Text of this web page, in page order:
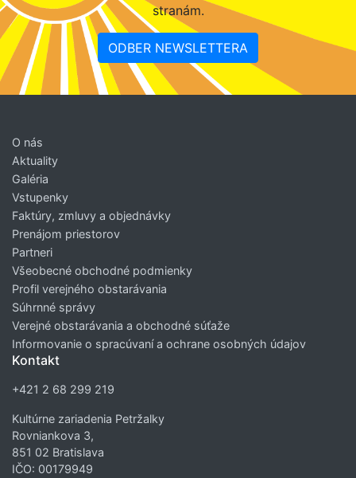
stranám.
ODBER NEWSLETTERA
O nás
Aktuality
Galéria
Vstupenky
Faktúry, zmluvy a objednávky
Prenájom priestorov
Partneri
Všeobecné obchodné podmienky
Profil verejného obstarávania
Súhrnné správy
Verejné obstarávania a obchodné súťaže
Informovanie o spracúvaní a ochrane osobných údajov
Kontakt
+421 2 68 299 219
Kultúrne zariadenia Petržalky
Rovniankova 3,
851 02 Bratislava
IČO: 00179949